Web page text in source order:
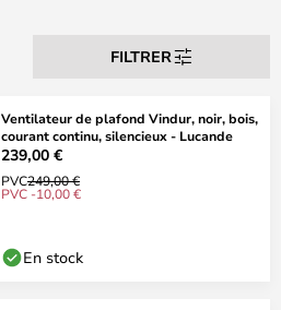
FILTRER
Ventilateur de plafond Vindur, noir, bois,
courant continu, silencieux - Lucande
239,00 €
PVC249,00 €
PVC -10,00 €
En stock